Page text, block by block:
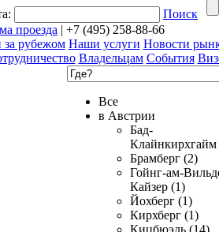
Поиск
проезда | +7 (495) 258-88-66
за рубежом Наши услуги Новости
Владельцам События
Все
в Австрии
Бад-
Клайнкирхгайм
Брамберг (2)
Гойнг-ам-
Кайзер (1)
Йохберг (1)
Кирхберг (1)
Кицбюэль (14)